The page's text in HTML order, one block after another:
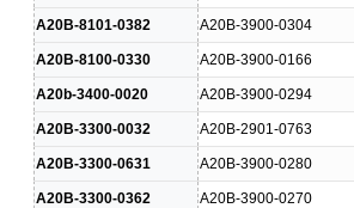
A20B-8101-0382 A20B-3900-0304
A20B-8100-0330 A20B-3900-0166
A20b-3400-0020 A20B-3900-0294
A20B-3300-0032 A20B-2901-0763
A20B-3300-0631 A20B-3900-0280
A20B-3300-0362 A20B-3900-0270